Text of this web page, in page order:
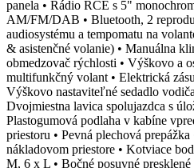
panela • Rádio RCE s 5"
AM/FM/DAB • Bluetooth, 2
audiosystému a tempomatu na
& asistenčné volanie) • Manuálna
obmedzovač rýchlosti • Výškovo a
multifunkčný volant • Elektrická
Výškovo nastaviteľné sedadlo
Dvojmiestna lavica spolujazdca s
Plastogumová podlaha v kabíne
priestoru • Pevná plechová
nákladovom priestore • Kotviace
M, 6 x L • Bočné posuvné